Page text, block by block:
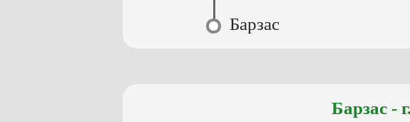
Барзас
Барзас -